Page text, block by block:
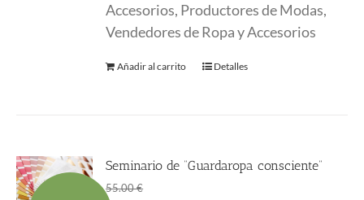
Accesorios, Productores de Modas,
Vendedores de Ropa y Accesorios
Añadir al carrito Detalles
Seminario de “Guardaropa consciente”
55.00€